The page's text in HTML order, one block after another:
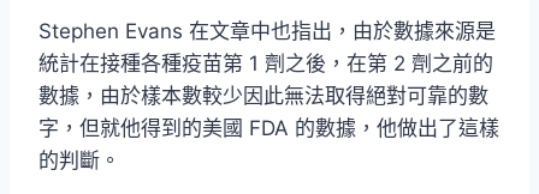
Stephen Evans 在文章中也指出，由於數據來源是
統計在接種各種疫苗第 1 劑之後，在第 2 劑之前的
數據，由於樣本數較少因此無法取得絕對可靠的數
字，但就他得到的美國 FDA 的數據，他做出了這樣
的判斷。